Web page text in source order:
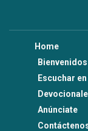
Home
Bienvenidos
Escuchar
Anúnciate